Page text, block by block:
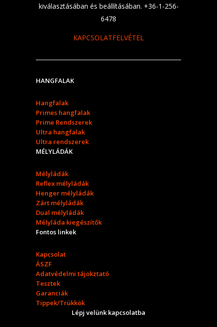
kiválasztásában és beállításában. +36-1-256-
6478
KAPCSOLATFELVÉTEL
HANGFALAK
Hangfalak
Primes hangfalak
Prime Rendszerek
Ultra hangfalak
Ultra rendszerek
MÉLYLÁDÁK
Mélyládák
Reflex mélyládák
Henger mélyládák
Zárt mélyládák
Dual mélyládák
Mélyláda kiegészítők
Fontos linkek
Kapcsolat
ÁSZF
Adatvédelmi tájokztató
Tesztek
Garanciák
Tippek/Trükkök
Lépj velünk kapcsolatba